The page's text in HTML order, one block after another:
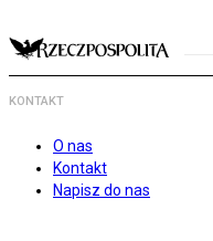
KONTAKT
O nas
Kontakt
Napisz do nas